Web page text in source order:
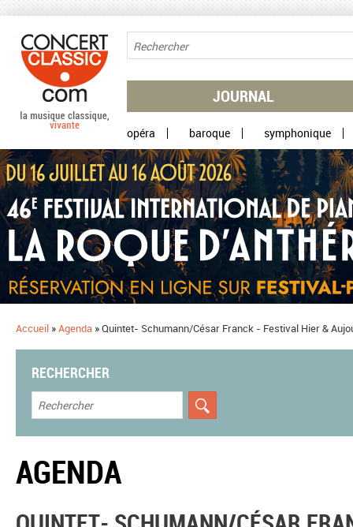
JOURNAL
opéra baroque symphonique
Accueil »Agenda »Quintet- Schumann/César Franck - Festival Hier &
RECHERCHER
AGENDA